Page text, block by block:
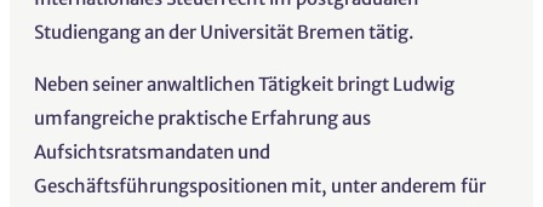
Studiengang an der Universität Bremen tätig.
Neben seiner anwaltlichen Tätigkeit bringt Ludwig
umfangreiche praktische Erfahrung aus
Aufsichtsratsmandaten und
Geschäftsführungspositionen mit, unter anderem für